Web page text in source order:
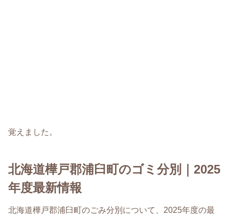
覚えました。
北海道樺戸郡浦臼町のゴミ分別｜2025
年度最新情報
北海道樺戸郡浦臼町のごみ分別について、2025年度の最